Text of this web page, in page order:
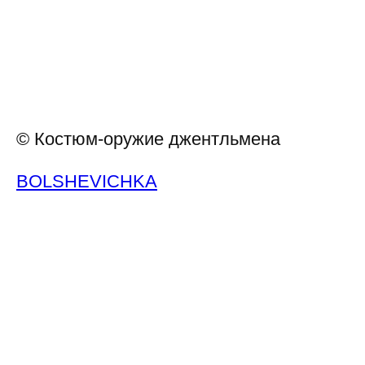
© Костюм-оружие джентльмена
BOLSHEVICHKA